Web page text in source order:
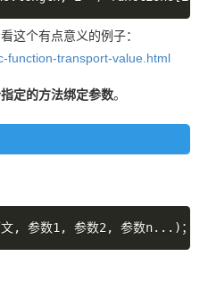
这个有点意义的例子：
function-transport-value.html
定的方法绑定参数。